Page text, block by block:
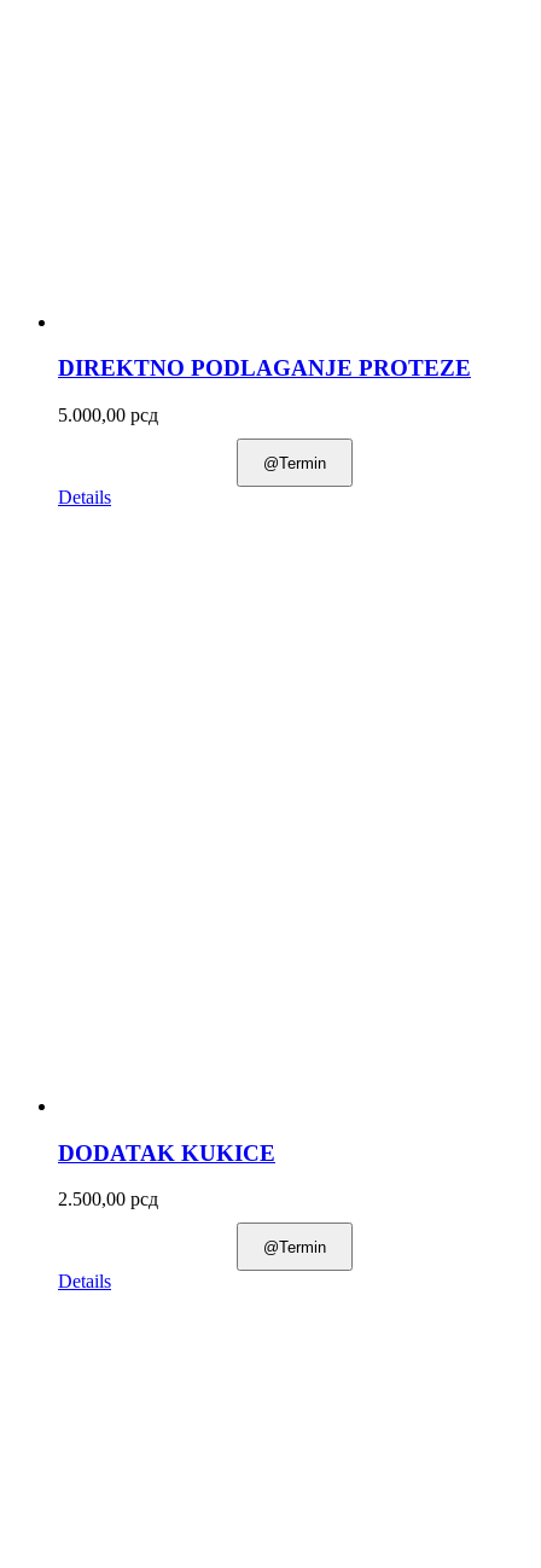
DIREKTNO PODLAGANJE PROTEZE
5.000,00 рсд
@Termin
Details
DODATAK KUKICE
2.500,00 рсд
@Termin
Details